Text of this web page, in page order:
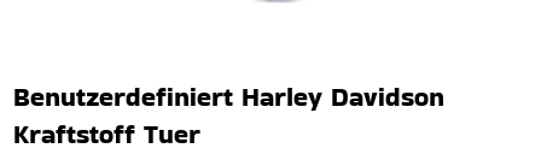
Benutzerdefiniert Harley Davidson
Kraftstoff Tuer